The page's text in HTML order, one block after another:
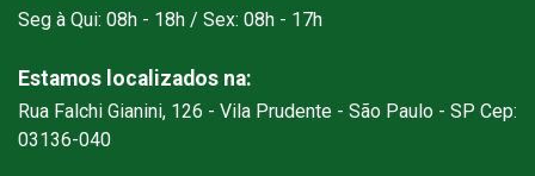
Seg à Qui: 08h - 18h / Sex: 08h - 17h
Estamos localizados na:
Rua Falchi Gianini, 126 - Vila Prudente - São Paulo - SP Cep:
03136-040